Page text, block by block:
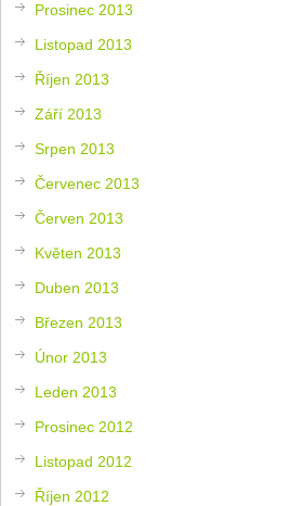
Prosinec 2013
Listopad 2013
Říjen 2013
Září 2013
Srpen 2013
Červenec 2013
Červen 2013
Květen 2013
Duben 2013
Březen 2013
Únor 2013
Leden 2013
Prosinec 2012
Listopad 2012
Říjen 2012